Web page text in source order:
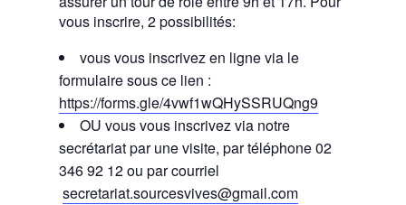
vous inscrire, 2 possibilités:
vous vous inscrivez en ligne via le
formulaire sous ce lien :
https://forms.gle/4vwf1wQHySSRUQng9
OU vous vous inscrivez via notre
secrétariat par une visite, par téléphone02
346 92 12ou par courriel
secretariat.sourcesvives@gmail.com